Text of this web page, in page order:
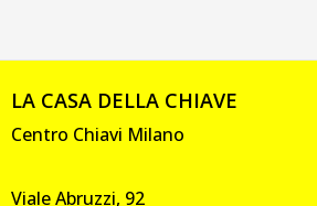
LA CASA DELLA CHIAVE
Centro Chiavi Milano
Viale Abruzzi, 92